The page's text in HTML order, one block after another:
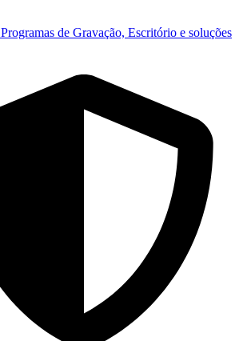
Programas de Gravação, Escritório e soluções